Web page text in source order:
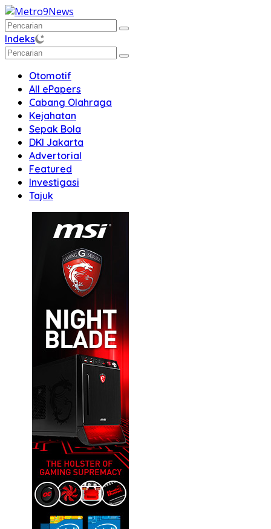
Langsung
ke
konten
Indeks
Otomotif
All ePapers
Cabang Olahraga
Kejahatan
Sepak Bola
DKI Jakarta
Advertorial
Featured
Investigasi
Tajuk